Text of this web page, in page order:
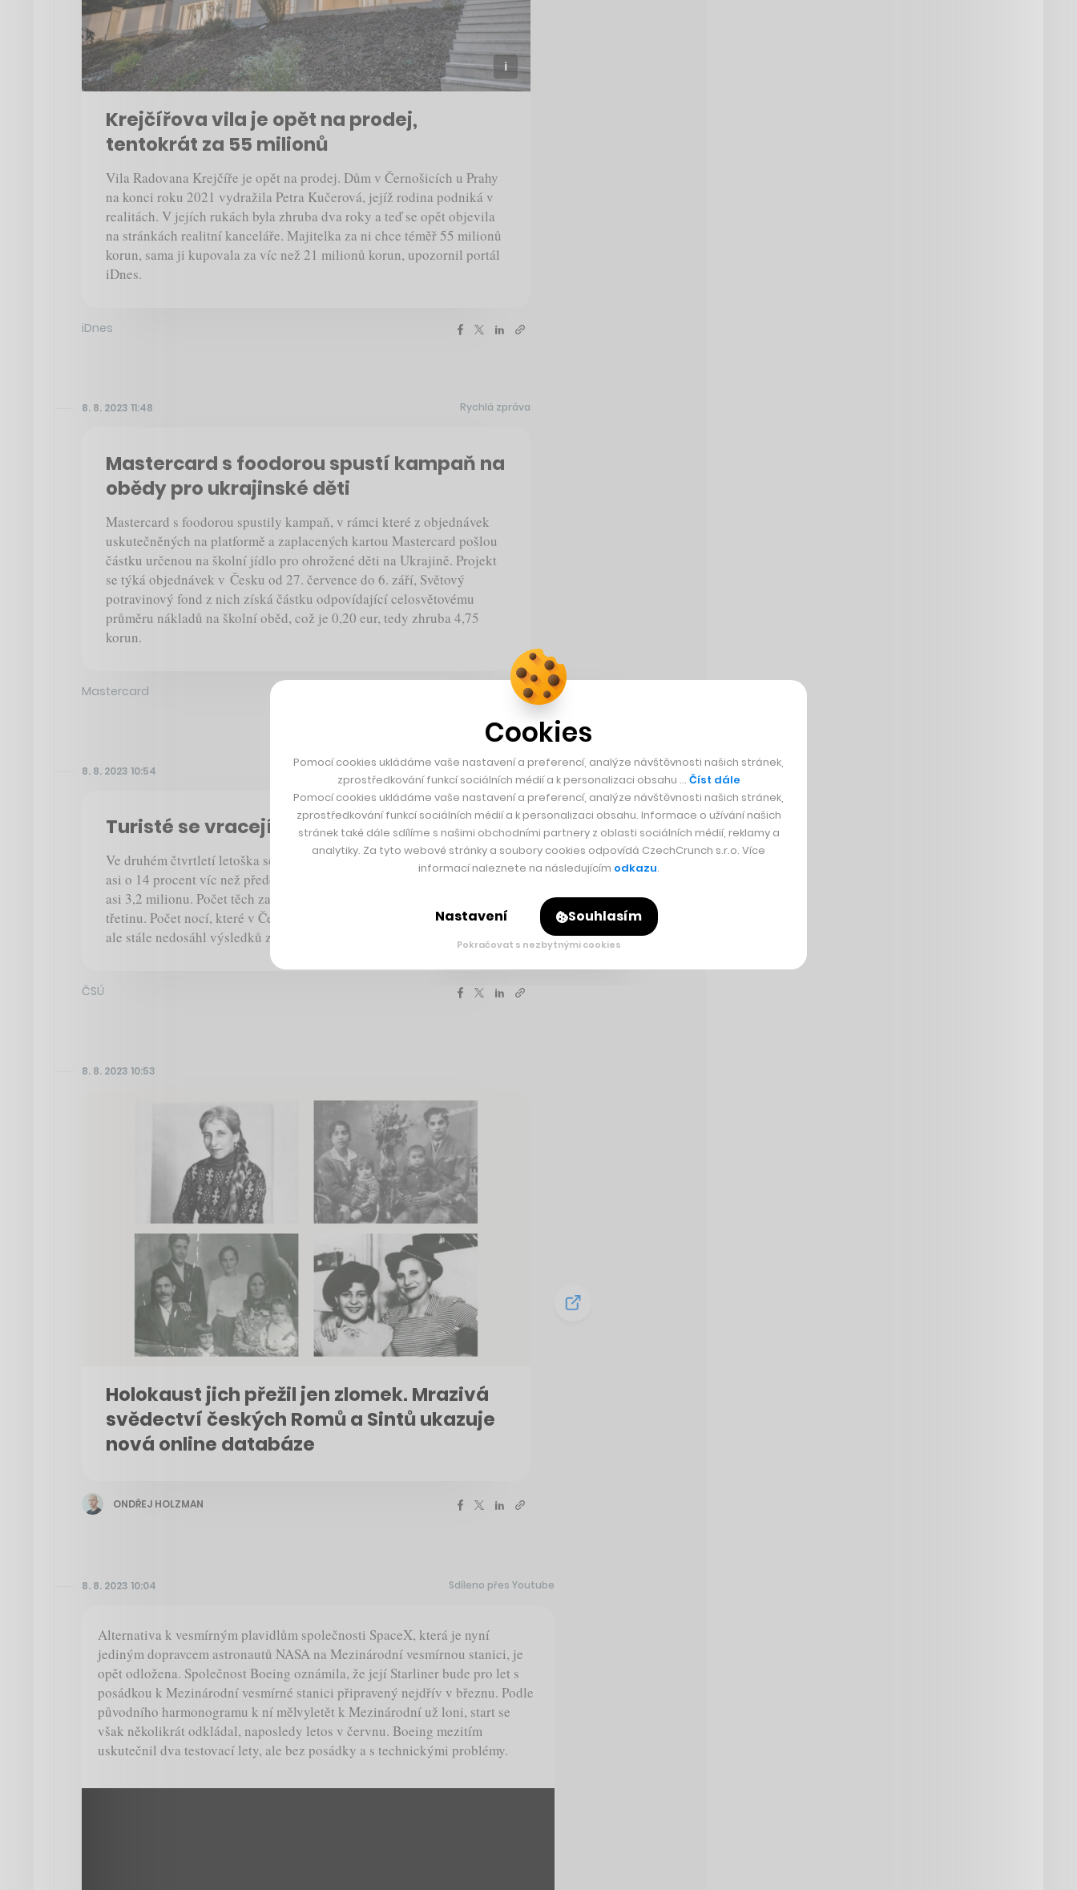
Krejčířova vila je opět na prodej,
tentokrát za 55 milionů
Vila Radovana Krejčíře je opět na prodej. Dům v Černošicích u Prahy
na konci roku 2021 vydražila Petra Kučerová, jejíž rodina podniká v
realitách. V jejích rukách byla zhruba dva roky a teď se opět objevila
na stránkách realitní kanceláře. Majitelka za ni chce téměř 55 milionů
korun, sama ji kupovala za víc než 21 milionů korun, upozornil portál
iDnes.
iDnes
8. 8. 2023 11:48 Rychlá zpráva
Mastercard s foodorou spustí kampaň na
obědy pro ukrajinské děti
Mastercard s foodorou spustily kampaň, v rámci které z objednávek
uskutečněných na platformě a zaplacených kartou Mastercard pošlou
částku určenou na školní jídlo pro ohrožené děti na Ukrajině. Projekt
se týká objednávek v Česku od 27. července do 6. září, Světový
potravinový fond z nich získá částku odpovídající celosvětovému
průměru nákladů na školní oběd, což je 0,20 eur, tedy zhruba 4,75
korun.
Mastercard
8. 8. 2023 10:54 Rychlá zpráva
Turisté se vracejí do Česka
Ve druhém čtvrtletí letoška se v Česku ubytovalo 5,8 milionu turistů –
asi o 14 procent víc než předchozí rok. Víc bylo domácích turistů, a to
asi 3,2 milionu. Počet těch zahraničních ale rostl výrazněji, skoro o
třetinu. Počet nocí, které v Česku strávili zahraniční turisté, stoupal,
ale stále nedosáhl výsledků z roku 2019, tedy z dob před pandemií.
ČSÚ
8. 8. 2023 10:53
Holokaust jich přežil jen zlomek. Mrazivá
svědectví českých Romů a Sintů ukazuje
nová online databáze
ONDŘEJ HOLZMAN
8. 8. 2023 10:04 Sdíleno přes Youtube
Alternativa k vesmírným plavidlům společnosti SpaceX, která je nyní
jediným dopravcem astronautů NASA na Mezinárodní vesmírnou stanici, je
opět odložena. Společnost Boeing oznámila, že její Starliner bude pro let s
posádkou k Mezinárodní vesmírné stanici připravený nejdřív v březnu. Podle
původního harmonogramu k ní mělvyletět k Mezinárodní už loni, start se
však několikrát odkládal, naposledy letos v červnu. Boeing mezitím
uskutečnil dva testovací lety, ale bez posádky a s technickými problémy.
Cookies
Pomocí cookies ukládáme vaše nastavení a preferencí, analýze návštěvnosti našich stránek,
zprostředkování funkcí sociálních médií a k personalizaci obsahu … Číst dále
Pomocí cookies ukládáme vaše nastavení a preferencí, analýze návštěvnosti našich stránek,
zprostředkování funkcí sociálních médií a k personalizaci obsahu. Informace o užívání našich
stránek také dále sdílíme s našimi obchodními partnery z oblasti sociálních médií, reklamy a
analytiky. Za tyto webové stránky a soubory cookies odpovídá CzechCrunch s.r.o. Více
informací naleznete na následujícím odkazu.
Nastavení Souhlasím
Pokračovat s nezbytnými cookies